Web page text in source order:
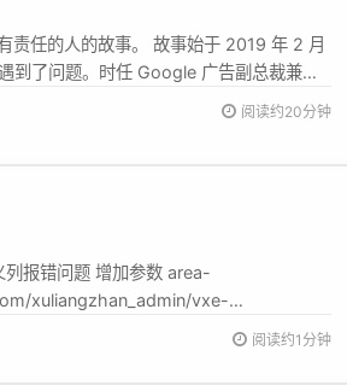
责任的人的故事。 故事始于 2019 年 2 月
到了问题。时任 Google 广告副总裁兼总
广告副总裁的 Shiv Venkataraman，由于
阅读约20分钟
报错问题 增加参数 area-
xuliangzhan_admin/vxe-
阅读约1分钟